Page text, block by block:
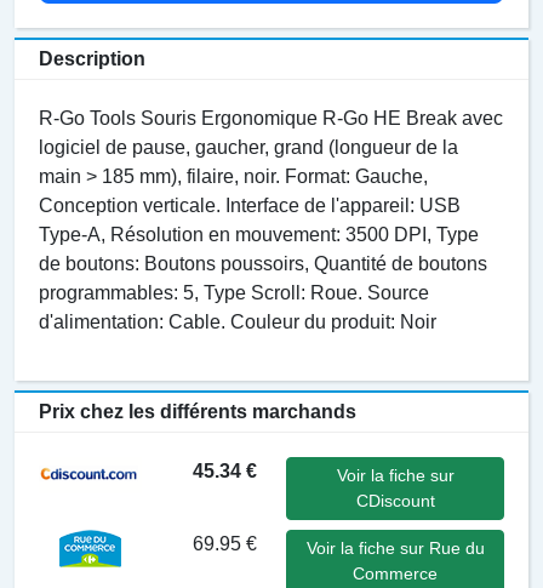
Description
R-Go Tools Souris Ergonomique R-Go HE Break avec
logiciel de pause, gaucher, grand (longueur de la
main > 185 mm), filaire, noir. Format: Gauche,
Conception verticale. Interface de l'appareil: USB
Type-A, Résolution en mouvement: 3500 DPI, Type
de boutons: Boutons poussoirs, Quantité de boutons
programmables: 5, Type Scroll: Roue. Source
d'alimentation: Cable. Couleur du produit: Noir
Prix chez les différents marchands
45.34 €
Voir la fiche sur
CDiscount
69.95 €
Voir la fiche sur Rue du
Commerce